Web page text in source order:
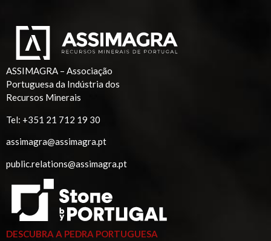
ASSIMAGRA – Associação
Portuguesa da Indústria dos
Recursos Minerais
Tel: +351 21 712 19 30
assimagra@assimagra.pt
public.relations@assimagra.pt
DESCUBRA A PEDRA PORTUGUESA